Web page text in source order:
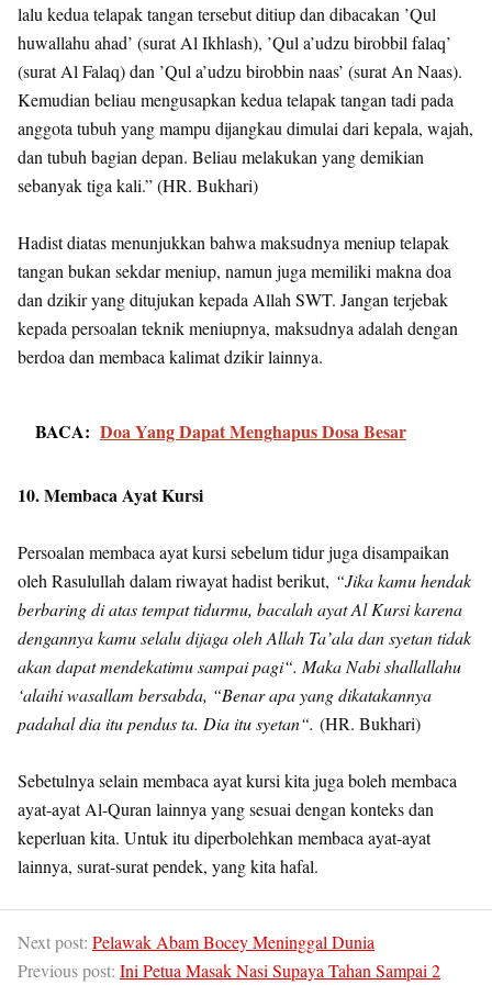
lalu kedua telapak tangan tersebut ditiup dan dibacakan ’Qul
huwallahu ahad’ (surat Al Ikhlash), ’Qul a’udzu birobbil falaq’
(surat Al Falaq) dan ’Qul a’udzu birobbin naas’ (surat An Naas).
Kemudian beliau mengusapkan kedua telapak tangan tadi pada
anggota tubuh yang mampu dijangkau dimulai dari kepala, wajah,
dan tubuh bagian depan. Beliau melakukan yang demikian
sebanyak tiga kali.” (HR. Bukhari)
Hadist diatas menunjukkan bahwa maksudnya meniup telapak
tangan bukan sekdar meniup, namun juga memiliki makna doa
dan dzikir yang ditujukan kepada Allah SWT. Jangan terjebak
kepada persoalan teknik meniupnya, maksudnya adalah dengan
berdoa dan membaca kalimat dzikir lainnya.
BACA: Doa Yang Dapat Menghapus Dosa Besar
10. Membaca Ayat Kursi
Persoalan membaca ayat kursi sebelum tidur juga disampaikan
oleh Rasulullah dalam riwayat hadist berikut, “Jika kamu hendak
berbaring di atas tempat tidurmu, bacalah ayat Al Kursi karena
dengannya kamu selalu dijaga oleh Allah Ta’ala dan syetan tidak
akan dapat mendekatimu sampai pagi“. Maka Nabi shallallahu
‘alaihi wasallam bersabda, “Benar apa yang dikatakannya
padahal dia itu pendus ta. Dia itu syetan“. (HR. Bukhari)
Sebetulnya selain membaca ayat kursi kita juga boleh membaca
ayat-ayat Al-Quran lainnya yang sesuai dengan konteks dan
keperluan kita. Untuk itu diperbolehkan membaca ayat-ayat
lainnya, surat-surat pendek, yang kita hafal.
Next post: Pelawak Abam Bocey Meninggal Dunia
Previous post: Ini Petua Masak Nasi Supaya Tahan Sampai 2